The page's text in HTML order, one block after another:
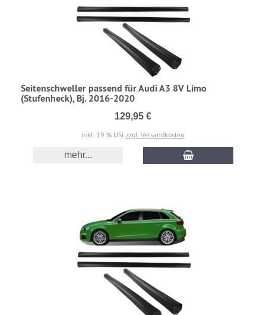
Seitenschweller passend für Audi A3 8V Limo
(Stufenheck), Bj. 2016-2020
129,95 €
inkl. 19 % USt zzgl. Versandkosten
mehr...